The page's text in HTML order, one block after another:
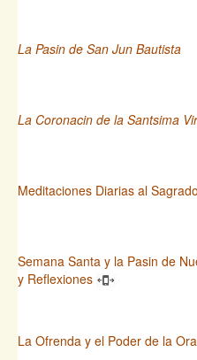
La Pasin de San Jun Bautista
La Coronacin de la Santsima
Meditaciones Diarias al
Semana Santa y la Pasin de
y Reflexiones
La Ofrenda y el Poder de la